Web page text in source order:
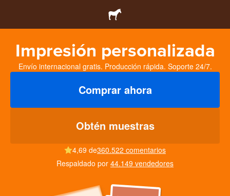
Impresión personalizada
Envío internacional gratis. Producción rápida. Soporte 24/7.
Comprar ahora
Obtén muestras
4,69 de360.522 comentarios
Respaldado por 44.149 vendedores